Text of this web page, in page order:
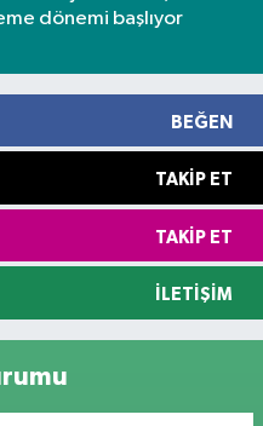
dönemi başlıyor
BEĞEN
TAKIP ET
TAKIP ET
İLETIŞIM